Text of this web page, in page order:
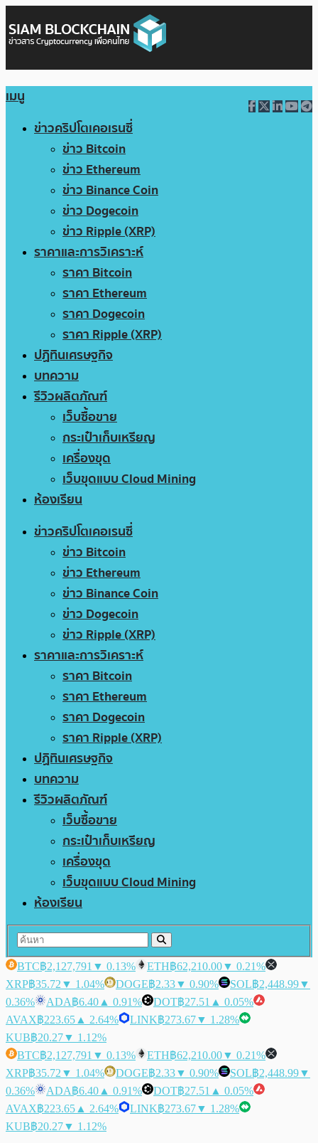
เมนู
ข่าวคริปโตเคอเรนซี่
ข่าว Bitcoin
ข่าว Ethereum
ข่าว Binance Coin
ข่าว Dogecoin
ข่าว Ripple (XRP)
ราคาและการวิเคราะห์
ราคา Bitcoin
ราคา Ethereum
ราคา Dogecoin
ราคา Ripple (XRP)
ปฏิทินเศรษฐกิจ
บทความ
รีวิวผลิตภัณฑ์
เว็บซื้อขาย
กระเป๋าเก็บเหรียญ
เครื่องขุด
เว็บขุดแบบ Cloud Mining
ห้องเรียน
ข่าวคริปโตเคอเรนซี่
ข่าว Bitcoin
ข่าว Ethereum
ข่าว Binance Coin
ข่าว Dogecoin
ข่าว Ripple (XRP)
ราคาและการวิเคราะห์
ราคา Bitcoin
ราคา Ethereum
ราคา Dogecoin
ราคา Ripple (XRP)
ปฏิทินเศรษฐกิจ
บทความ
รีวิวผลิตภัณฑ์
เว็บซื้อขาย
กระเป๋าเก็บเหรียญ
เครื่องขุด
เว็บขุดแบบ Cloud Mining
ห้องเรียน
BTC฿2,127,791 ▼ 0.13% ETH฿62,210.00▼ 0.21%
XRP฿35.72 ▼ 1.04% DOGE฿2.33▼ 0.90% SOL฿2,448.99▼
0.36%
ADA฿6.40 ▲ 0.91% DOT฿27.51 ▲ 0.05%
AVAX฿223.65 ▲ 2.64% LINK฿273.67▼ 1.28%
KUB฿20.27▼ 1.12%
BTC฿2,127,791 ▼ 0.13% ETH฿62,210.00▼ 0.21%
XRP฿35.72 ▼ 1.04% DOGE฿2.33▼ 0.90% SOL฿2,448.99▼
0.36%
ADA฿6.40 ▲ 0.91% DOT฿27.51 ▲ 0.05%
AVAX฿223.65 ▲ 2.64% LINK฿273.67▼ 1.28%
KUB฿20.27▼ 1.12%